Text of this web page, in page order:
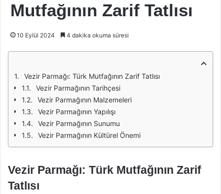
Mutfağının Zarif Tatlısı
10 Eylül 2024 4 dakika okuma süresi
Vezir Parmağı: Türk Mutfağının Zarif Tatlısı
Vezir Parmağının Tarihçesi
Vezir Parmağının Malzemeleri
Vezir Parmağının Yapılışı
Vezir Parmağının Sunumu
Vezir Parmağının Kültürel Önemi
Vezir Parmağı: Türk Mutfağının Zarif
Tatlısı